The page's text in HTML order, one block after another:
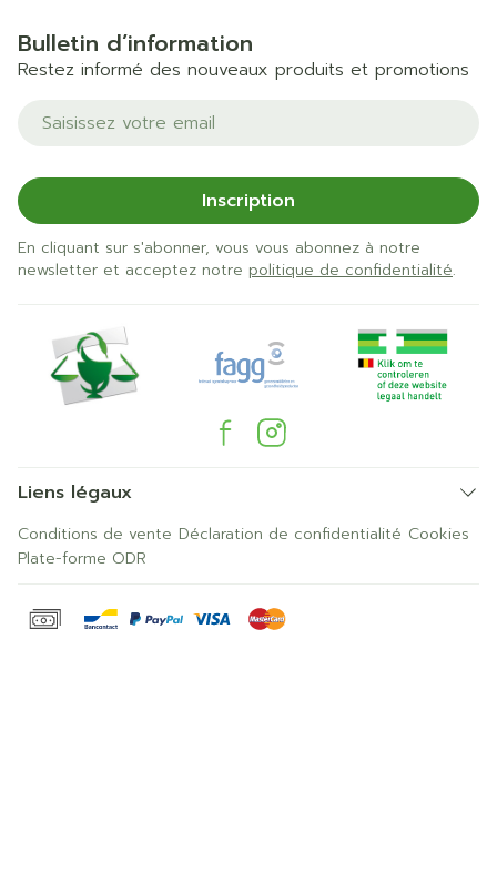
Bulletin d’information
Restez informé des nouveaux produits et promotions
Adresse mail
Inscription
En cliquant sur s'abonner, vous vous abonnez à notre
newsletter et acceptez notre politique de confidentialité.
Liens légaux
Conditions de vente Déclaration de confidentialité Cookies
Plate-forme ODR